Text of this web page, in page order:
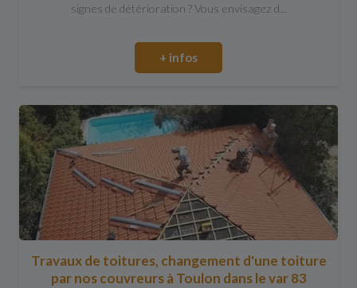
signes de détérioration ? Vous envisagez d...
+ infos
Travaux de toitures, changement d'une toiture
par nos couvreurs à Toulon dans le var 83